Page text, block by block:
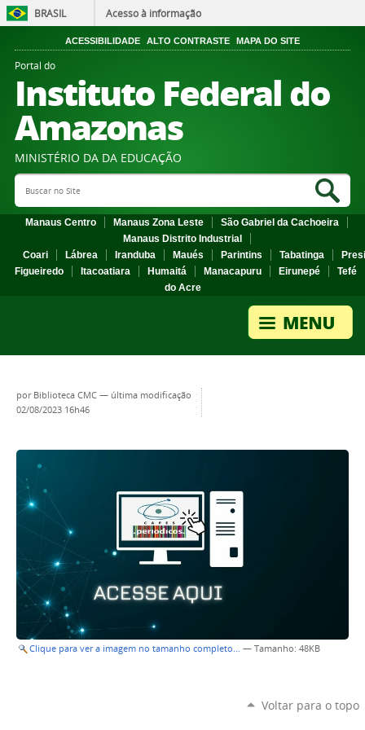
BRASIL Acesso à informação
ACESSIBILIDADE ALTO CONTRASTE MAPA DO SITE
Portal do
Instituto Federal do
Amazonas
MINISTÉRIO DA DA EDUCAÇÃO
Search Site
Manaus Centro Manaus Zona Leste
São Gabriel da Cachoeira
Manaus Distrito Industrial
Coari
Lábrea Iranduba Maués Parintins Tabatinga
Figueiredo
Itacoatiara Humaitá Manacapuru Eirunepé
Tefé
do Acre
por Biblioteca CMC — última modificação
02/08/2023 16h46
Clique para ver a imagem no tamanho completo… — Tamanho: 48KB
Voltar para o topo